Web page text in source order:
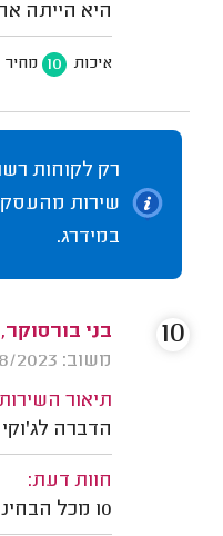
היא הייתה
איכות 10 מחיר
רק לקוחות
שירות
במידרג.
בני
משוב: 24/08/2023
תיאור
הדברה
חוות דעת:
10 מכל הבחינות :)
10